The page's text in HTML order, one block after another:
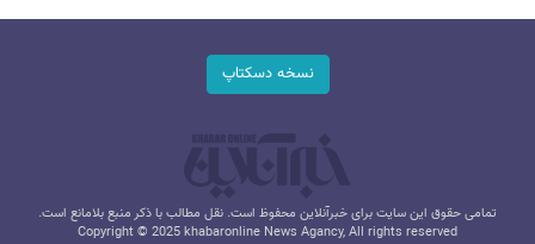
نسخه دسکتاپ
تمامی حقوق این سایت برای خبرآنلاین محفوظ است. نقل مطالب با ذکر منبع بلامانع است.
Copyright © 2025 khabaronline News Agancy, All rights reserved